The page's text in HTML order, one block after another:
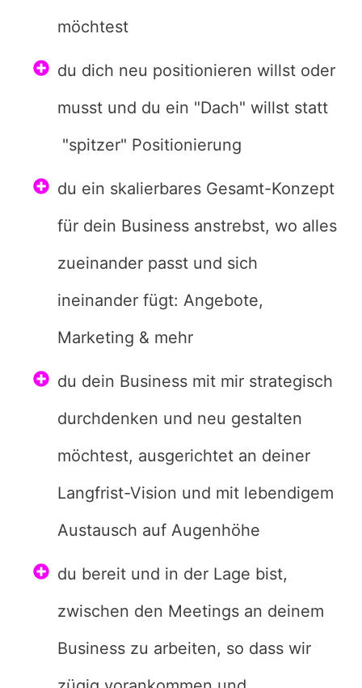
möchtest
du dich neu positionieren willst oder
musst und du ein "Dach" willst statt
"spitzer" Positionierung
du ein skalierbares Gesamt-Konzept
für dein Business anstrebst, wo alles
zueinander passt und sich
ineinander fügt: Angebote,
Marketing & mehr
du dein Business mit mir strategisch
durchdenken und neu gestalten
möchtest, ausgerichtet an deiner
Langfrist-Vision und mit lebendigem
Austausch auf Augenhöhe
du bereit und in der Lage bist,
zwischen den Meetings an deinem
Business zu arbeiten, so dass wir